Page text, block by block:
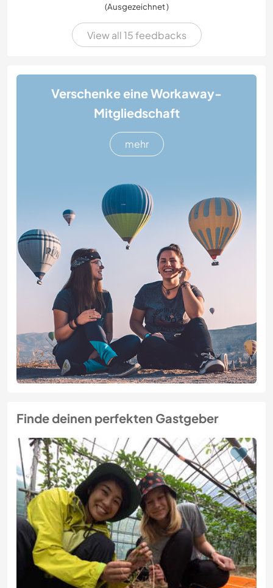
(Ausgezeichnet )
View all 15 feedbacks
Verschenke eine Workaway-
Mitgliedschaft
mehr
Finde deinen perfekten Gastgeber